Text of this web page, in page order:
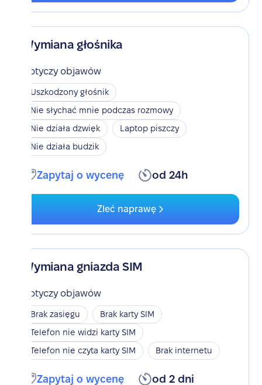
Wymiana głośnika
Dotyczy objawów
Uszkodzony głośnik
Nie słychać mnie podczas rozmowy
Nie działa dzwięk
Laptop piszczy
Nie działa budzik
Zapytaj o wycenę od 24h
Zleć naprawę
Wymiana gniazda SIM
Dotyczy objawów
Brak zasięgu
Brak karty SIM
Telefon nie widzi karty SIM
Telefon nie czyta karty SIM
Brak internetu
Zapytaj o wycenę od 2 dni